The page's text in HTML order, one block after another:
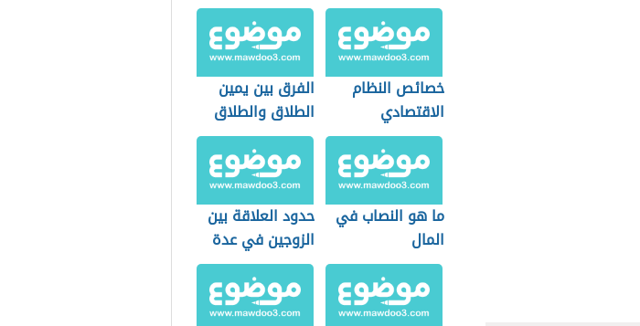
خصائص النظام
الاقتصادي
الإسلامي
الفرق بين يمين
الطلاق والطلاق
المعلق
ما هو النصاب في
المال
حدود العلاقة بين
الزوجين في عدة
الطلاق الرجعي